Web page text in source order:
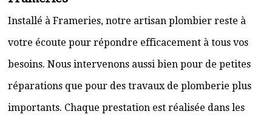
Installé à Frameries, notre artisan plombier reste à
votre écoute pour répondre efficacement à tous vos
besoins. Nous intervenons aussi bien pour de petites
réparations que pour des travaux de plomberie plus
importants. Chaque prestation est réalisée dans les